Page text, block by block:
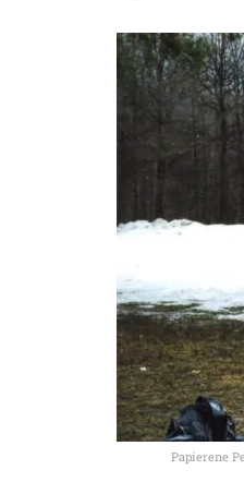
Papierene